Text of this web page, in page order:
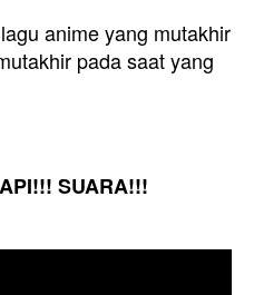
anime yang mutakhir
pada saat yang
SUARA!!!